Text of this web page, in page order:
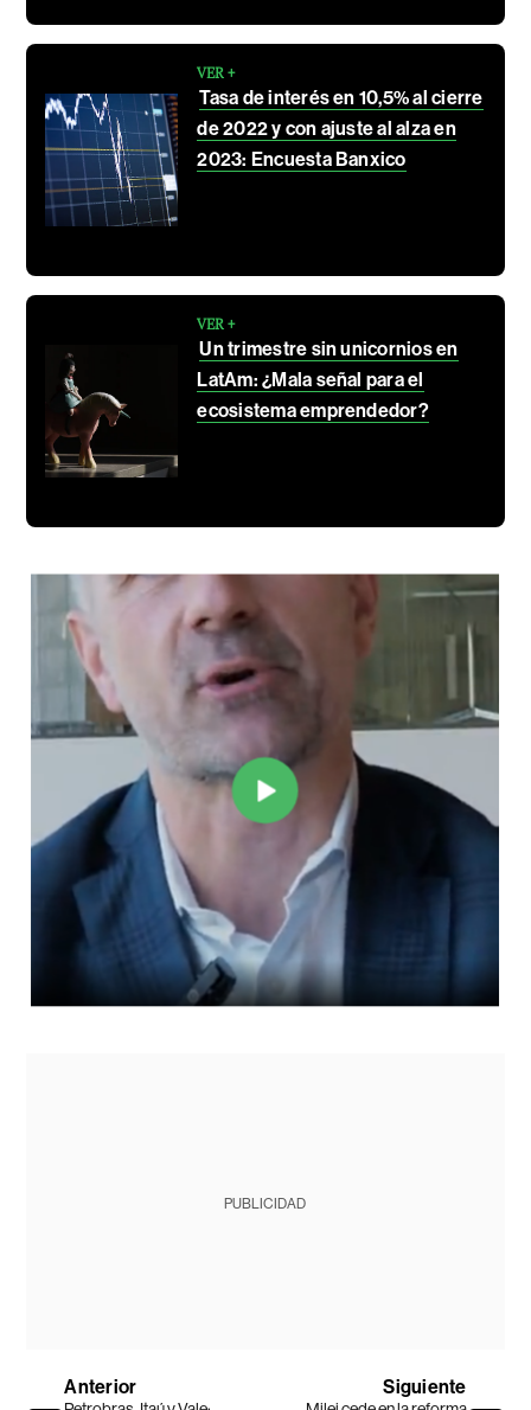
VER +
Tasa de interés en 10,5% al cierre
de 2022 y con ajuste al alza en
2023: Encuesta Banxico
VER +
Un trimestre sin unicornios en
LatAm: ¿Mala señal para el
ecosistema emprendedor?
PUBLICIDAD
Anterior Siguiente